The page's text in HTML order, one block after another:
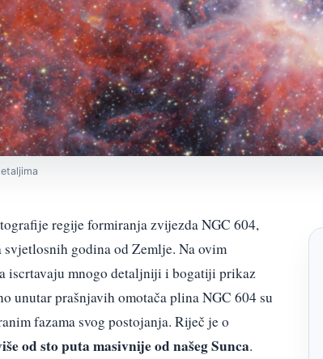
regije formiranja zvijezda NGC 604,
godina od Zemlje. Na ovim
mnogo detaljniji i bogatiji prikaz
unutar prašnjavih omotača plina NGC 604 su
fazama svog postojanja. Riječ je o
od sto puta masivnije od našeg Sunca.